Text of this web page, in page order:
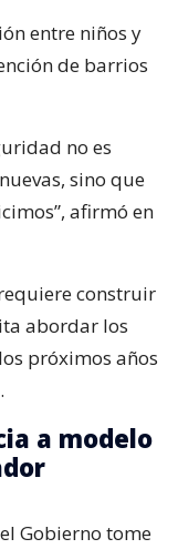
entre niños y
de barrios
no es
sino que
afirmó en
construir
abordar los
próximos años
a modelo
Gobierno tome